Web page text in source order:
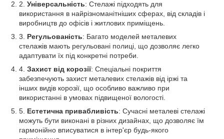
Універсальність: Стелажі підходять для
використання в найрізноманітніших сферах, від складів і
виробництв до офісів і житлових приміщень.
Регульованість: Багато моделей металевих
стелажів мають регульовані полиці, що дозволяє легко
адаптувати їх під конкретні потреби.
Захист від корозії: Спеціальні покриття
забезпечують захист металевих стелажів від іржі та
інших видів корозії, що особливо важливо при
використанні в умовах підвищеної вологості.
Естетична привабливість: Сучасні металеві стелажі
можуть бути виконані в різних дизайнах, що дозволяє їм
гармонійно вписуватися в інтер'єр будь-якого